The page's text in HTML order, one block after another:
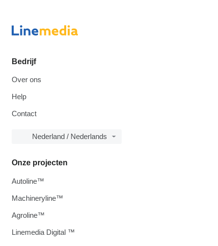
Bedrijf
Over ons
Help
Contact
Nederland / Nederlands
Onze projecten
Autoline™
Machineryline™
Agroline™
Linemedia Digital ™